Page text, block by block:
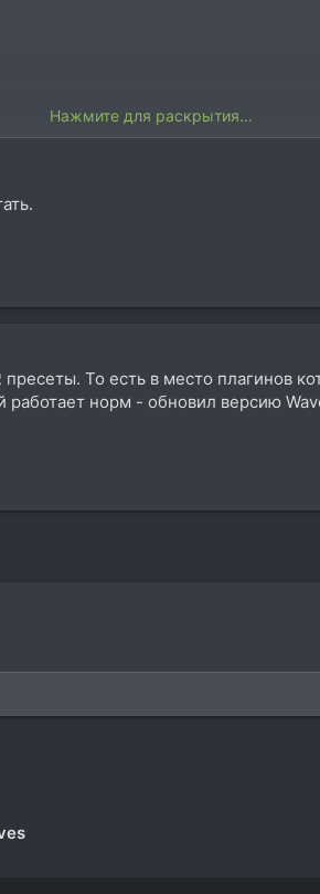
Нажмите для раскрытия...
То есть в место плагинов
норм - обновил версию